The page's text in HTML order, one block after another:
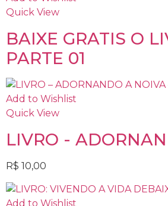
Quick View
BAIXE GRATIS O
PARTE 01
Add to Wishlist
Quick View
LIVRO -
R$ 10,00
Add to Wishlist